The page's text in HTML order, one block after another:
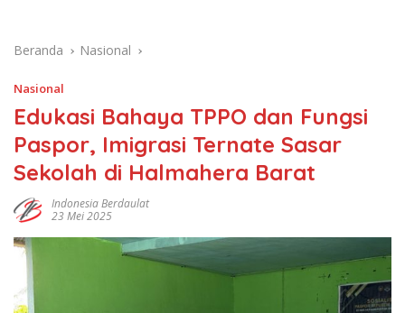
Beranda Nasional
Nasional
Edukasi Bahaya TPPO dan Fungsi
Paspor, Imigrasi Ternate Sasar
Sekolah di Halmahera Barat
Indonesia Berdaulat
23 Mei 2025